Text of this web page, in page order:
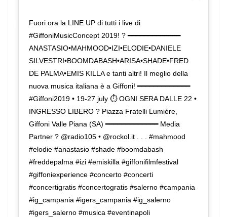
Fuori ora la LINE UP di tutti i live di
#GiffoniMusicConcept 2019! ? ━━━━━━━━━━━━━
ANASTASIO•MAHMOOD•IZI•ELODIE•DANIELE
SILVESTRI•BOOMDABASH•ARISA•SHADE•FRED
DE PALMA•EMIS KILLA e tanti altri! Il meglio della
nuova musica italiana è a Giffoni! ━━━━━━━━━━━━━
#Giffoni2019 • 19-27 july ⏱ OGNI SERA DALLE 22 •
INGRESSO LIBERO ? Piazza Fratelli Lumière,
Giffoni Valle Piana (SA) ━━━━━━━━━━━━━ Media
Partner ? @radio105 • @rockol.it . . . #mahmood
#elodie #anastasio #shade #boomdabash
#freddepalma #izi #emiskilla #giffonifilmfestival
#giffoniexperience #concerto #concerti
#concertigratis #concertogratis #salerno #campania
#ig_campania #igers_campania #ig_salerno
#igers_salerno #musica #eventinapoli